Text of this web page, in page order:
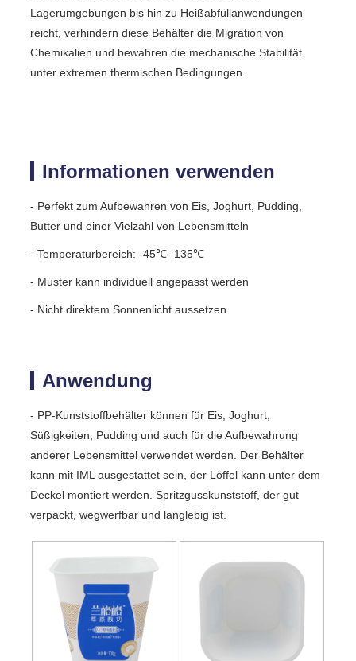
Lagerumgebungen bis hin zu Heißabfüllanwendungen
reicht, verhindern diese Behälter die Migration von
Chemikalien und bewahren die mechanische Stabilität
unter extremen thermischen Bedingungen.
Informationen verwenden
- Perfekt zum Aufbewahren von Eis, Joghurt, Pudding,
Butter und einer Vielzahl von Lebensmitteln
- Temperaturbereich: -45℃- 135℃
- Muster kann individuell angepasst werden
- Nicht direktem Sonnenlicht aussetzen
Anwendung
- PP-Kunststoffbehälter können für Eis, Joghurt,
Süßigkeiten, Pudding und auch für die Aufbewahrung
anderer Lebensmittel verwendet werden. Der Behälter
kann mit IML ausgestattet sein, der Löffel kann unter dem
Deckel montiert werden. Spritzgusskunststoff, der gut
verpackt, wegwerfbar und langlebig ist.